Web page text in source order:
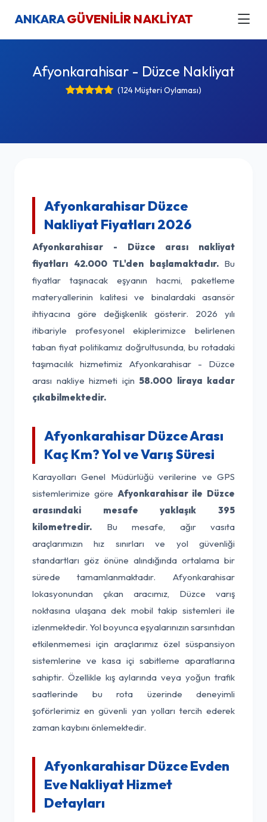
ANKARAGÜVENİLİR NAKLİYAT
Afyonkarahisar - Düzce Nakliyat
(124 Müşteri Oylaması)
Afyonkarahisar Düzce
Nakliyat Fiyatları 2026
Afyonkarahisar - Düzce arası nakliyat
fiyatları 42.000 TL'den başlamaktadır.Bu
fiyatlar taşınacak eşyanın hacmi, paketleme
materyallerinin kalitesi ve binalardaki asansör
ihtiyacına göre değişkenlik gösterir. 2026 yılı
itibariyle profesyonel ekiplerimizce belirlenen
taban fiyat politikamız doğrultusunda, bu rotadaki
taşımacılık hizmetimiz Afyonkarahisar - Düzce
arası nakliye hizmeti için 58.000 liraya kadar
çıkabilmektedir.
Afyonkarahisar Düzce Arası
Kaç Km? Yol ve Varış Süresi
Karayolları Genel Müdürlüğü verilerine ve GPS
sistemlerimize göre Afyonkarahisar ile Düzce
arasındaki mesafe yaklaşık 395
kilometredir. Bu mesafe, ağır vasıta
araçlarımızın hız sınırları ve yol güvenliği
standartları göz önüne alındığında ortalama bir
sürede tamamlanmaktadır. Afyonkarahisar
lokasyonundan çıkan aracımız, Düzce varış
noktasına ulaşana dek mobil takip sistemleri ile
izlenmektedir. Yol boyunca eşyalarınızın sarsıntıdan
etkilenmemesi için araçlarımız özel süspansiyon
sistemlerine ve kasa içi sabitleme aparatlarına
sahiptir. Özellikle kış aylarında veya yoğun trafik
saatlerinde bu rota üzerinde deneyimli
şoförlerimiz en güvenli yan yolları tercih ederek
zaman kaybını önlemektedir.
Afyonkarahisar Düzce Evden
Eve Nakliyat Hizmet
Detayları